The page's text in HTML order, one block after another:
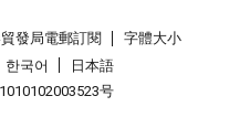
發局電郵訂閱
字體大小
한국어
日本語
号